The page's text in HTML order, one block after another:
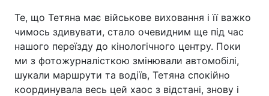
Те, що Тетяна має військове виховання і її важко
чимось здивувати, стало очевидним ще під час
нашого переїзду до кінологічного центру. Поки
ми з фотожурналісткою змінювали автомобілі,
шукали маршрути та водіїв, Тетяна спокійно
координувала весь цей хаос з відстані, знову і